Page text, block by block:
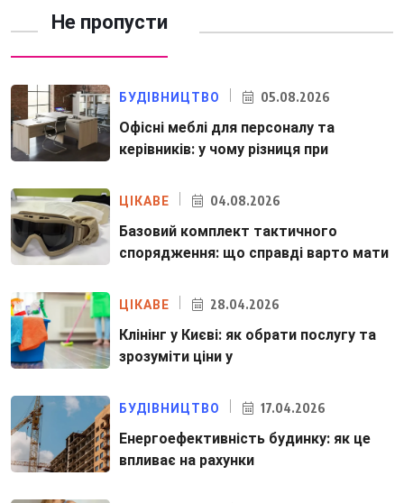
Не пропусти
БУДІВНИЦТВО 05.08.2026
Офісні меблі для персоналу та
керівників: у чому різниця при
ЦІКАВЕ 04.08.2026
Базовий комплект тактичного
спорядження: що справді варто мати
ЦІКАВЕ 28.04.2026
Клінінг у Києві: як обрати послугу та
зрозуміти ціни у
БУДІВНИЦТВО 17.04.2026
Енергоефективність будинку: як це
впливає на рахунки